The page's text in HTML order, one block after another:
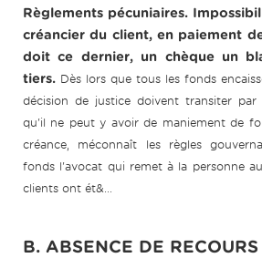
Règlements pécuniaires.
créancier du client, en paiement
doit ce dernier, un chèque un
tiers. Dès lors que tous les fonds
décision de justice doivent transiter
qu'il ne peut y avoir de maniement de
créance, méconnaît les règles
fonds l'avocat qui remet à la personne
clients ont ét&...
B. ABSENCE DE